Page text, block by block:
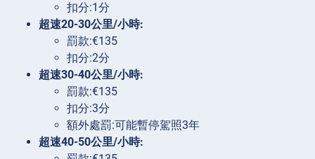
扣分:1分
超速20-30公里/小時:
罰款:€135
扣分:2分
超速30-40公里/小時:
罰款:€135
扣分:3分
額外處罰:可能暫停駕照3年
超速40-50公里/小時: